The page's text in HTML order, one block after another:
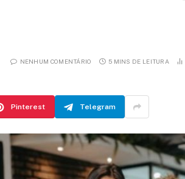
NENHUM COMENTÁRIO 5 MINS DE LEITURA
Pinterest Telegram